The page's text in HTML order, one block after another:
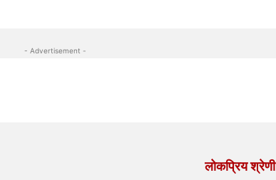
- Advertisement -
लोकप्रिय श्रेणी